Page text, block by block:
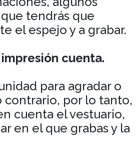
tendrás que
el espejo y a grabar.
cuenta.
para agradar o
contrario, por lo tanto,
cuenta el vestuario,
en el que grabas y la